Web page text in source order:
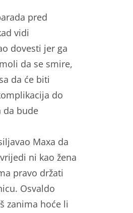
pred
vidi
dovesti jer ga
da se smire,
da će biti
do
da bude
Maxa da
ni kao žena
pravo držati
Osvaldo
zanima hoće li